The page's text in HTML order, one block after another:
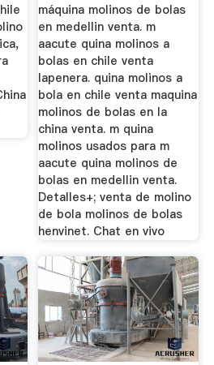
máquina molinos de bolas
en medellin venta. m
aacute quina molinos a
bolas en chile venta
lapenera. quina molinos a
bola en chile venta maquina
molinos de bolas en la
china venta. m quina
molinos usados para m
aacute quina molinos de
bolas en medellin venta.
Detalles+; venta de molino
de bola molinos de bolas
henvinet. Chat en vivo